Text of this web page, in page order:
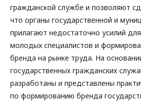
гражданской службе и позволяют
что органы государственной и
прилагают недостаточно усилий
молодых специалистов и
бренда на рынке труда. На
государственных гражданских
разработаны и представлены
по формированию бренда